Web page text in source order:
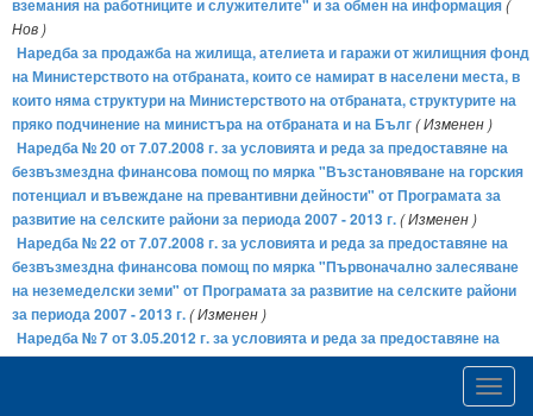
вземания на работниците и служителите" и за обмен на информация(
Нов )
Наредба за продажба на жилища, ателиета и гаражи от жилищния фонд
на Министерството на отбраната, които се намират в населени места, в
които няма структури на Министерството на отбраната, структурите на
пряко подчинение на министъра на отбраната и на Бълг( Изменен )
Наредба № 20 от 7.07.2008 г. за условията и реда за предоставяне на
безвъзмездна финансова помощ по мярка "Възстановяване на горския
потенциал и въвеждане на превантивни дейности" от Програмата за
развитие на селските райони за периода 2007 - 2013 г.( Изменен )
Наредба № 22 от 7.07.2008 г. за условията и реда за предоставяне на
безвъзмездна финансова помощ по мярка "Първоначално залесяване
на неземеделски земи" от Програмата за развитие на селските райони
за периода 2007 - 2013 г.( Изменен )
Наредба № 7 от 3.05.2012 г. за условията и реда за предоставяне на
безвъзмездна финансова помощ по мярка 2.6. "Инвестиции в
преработка и маркетинг на продукти от риболов и аквакултура" на
Приоритетна ос № 2 "Аквакултура, риболов във вътрешни водоеми,